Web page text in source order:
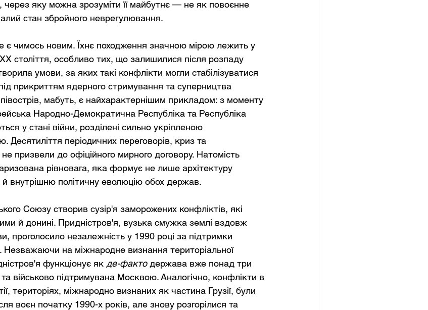
через яку можна зрозуміти її майбутнє — не як повоєнне
стан збройного неврегулювання.
є чимось новим. Їхнє походження значною мірою лежить у
століття, особливо тих, що залишилися після розпаду
умови, за яких такі конфлікти могли стабілізуватися
прикриттям ядерного стримування та суперництва
мабуть, є найхарактернішим прикладом: з моменту
Народно-Демократична Республіка та Республіка
у стані війни, розділені сильно укріпленою
Десятиліття періодичних переговорів, криз та
призвели до офіційного мирного договору. Натомість
рівновага, яка формує не лише архітектуру
й внутрішню політичну еволюцію обох держав.
Союзу створив сузір'я заморожених конфліктів, які
й донині. Придністров'я, вузька смужка землі вздовж
проголосило незалежність у 1990 році за підтримки
Незважаючи на міжнародне визнання територіальної
функціонує як де-факто держава вже понад три
військово підтримувана Москвою. Аналогічно, конфлікти в
територіях, міжнародно визнаних як частина Грузії, були
воєн початку 1990-х років, але знову розгорілися та